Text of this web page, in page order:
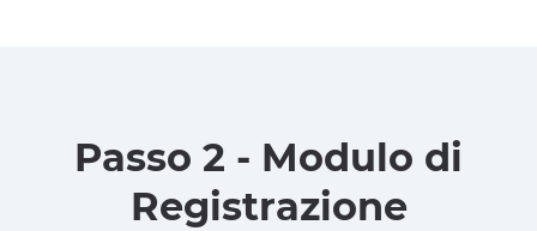
Passo 2 - Modulo di
Registrazione